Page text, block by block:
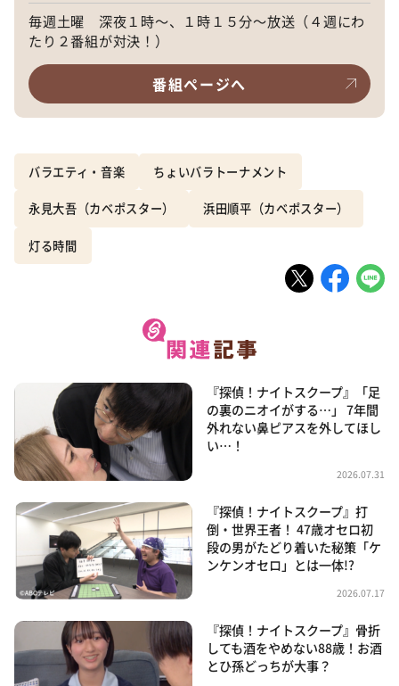
毎週土曜 深夜１時～、１時１５分～放送（４週にわ
たり２番組が対決！）
番組ページへ
バラエティ・音楽 ちょいバラトーナメント
永見大吾（カベポスター） 浜田順平（カベポスター）
灯る時間
『探偵！ナイトスクープ』「足
の裏のニオイがする…」 7年間
外れない鼻ピアスを外してほし
い…！
2026.07.31
『探偵！ナイトスクープ』打
倒・世界王者！ 47歳オセロ初
段の男がたどり着いた秘策「ケ
ンケンオセロ」とは一体!?
2026.07.17
『探偵！ナイトスクープ』骨折
しても酒をやめない88歳！お酒
とひ孫どっちが大事？